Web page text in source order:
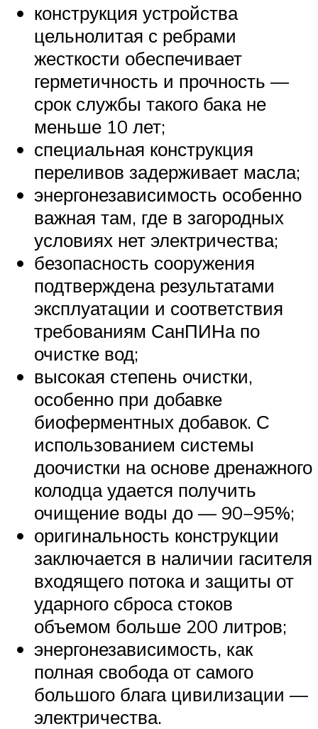
конструкция устройства
цельнолитая с ребрами
жесткости обеспечивает
герметичность и прочность —
срок службы такого бака не
меньше 10 лет;
специальная конструкция
переливов задерживает масла;
энергонезависимость особенно
важная там, где в загородных
условиях нет электричества;
безопасность сооружения
подтверждена результатами
эксплуатации и соответствия
требованиям СанПИНа по
очистке вод;
высокая степень очистки,
особенно при добавке
биоферментных добавок. С
использованием системы
доочистки на основе дренажного
колодца удается получить
очищение воды до — 90−95%;
оригинальность конструкции
заключается в наличии гасителя
входящего потока и защиты от
ударного сброса стоков
объемом больше 200 литров;
энергонезависимость, как
полная свобода от самого
большого блага цивилизации —
электричества.